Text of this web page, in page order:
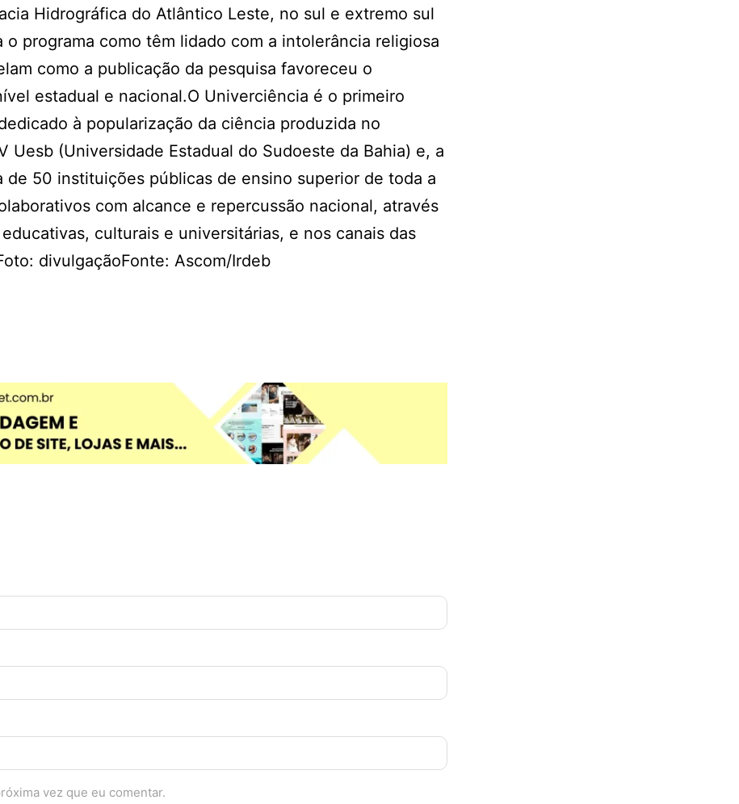
Hidrográfica do Atlântico Leste, no sul e extremo sul
programa como têm lidado com a intolerância religiosa
como a publicação da pesquisa favoreceu o
estadual e nacional.O Univerciência é o primeiro
à popularização da ciência produzida no
(Universidade Estadual do Sudoeste da Bahia) e, a
de 50 instituições públicas de ensino superior de toda a
com alcance e repercussão nacional, através
culturais e universitárias, e nos canais das
divulgaçãoFonte: Ascom/Irdeb
vez que eu comentar.